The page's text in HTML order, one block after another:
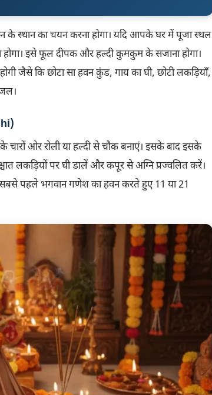
स्थान का चयन करना होगा। यदि आपके घर में पूजा स्थल
इसे फूल दीपक और हल्दी कुमकुम के सजाना होगा।
जैसे कि छोटा सा हवन कुंड, गाय का घी, छोटी लकड़ियाँ,
ओर रोली या हल्दी से चौक बनाएं। इसके बाद इसके
लकड़ियों पर घी डालें और कपूर से अग्नि प्रज्वलित करें।
सबसे पहले भगवान गणेश का हवन करते हुए 11 या 21